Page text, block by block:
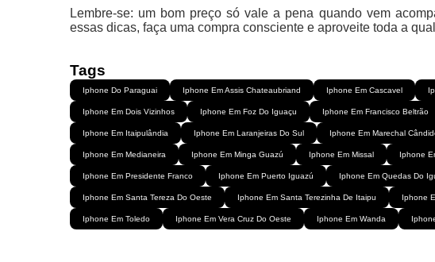
Lembre-se: um bom preço só vale a pena quando vem
essas dicas, faça uma compra consciente e aproveite toda a
Tags
Iphone Do Paraguai Iphone Em Assis Chateaubriand Iphone Em Cascavel
Iphone Em Dois Vizinhos Iphone Em Foz Do Iguaçu Iphone Em Francisco Beltrão
Iphone Em Itaipulândia Iphone Em Laranjeiras Do Sul Iphone Em Marechal
Iphone Em Medianeira Iphone Em Minga Guazú Iphone Em Missal Iphone
Iphone Em Presidente Franco Iphone Em Puerto Iguazú Iphone Em Quedas Do
Iphone Em Santa Tereza Do Oeste Iphone Em Santa Terezinha De Itaipu Iphone
Iphone Em Toledo Iphone Em Vera Cruz Do Oeste Iphone Em Wanda